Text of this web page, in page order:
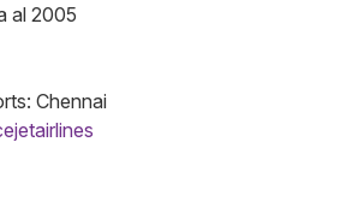
al 2005
Chennai